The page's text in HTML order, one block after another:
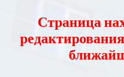
Страница